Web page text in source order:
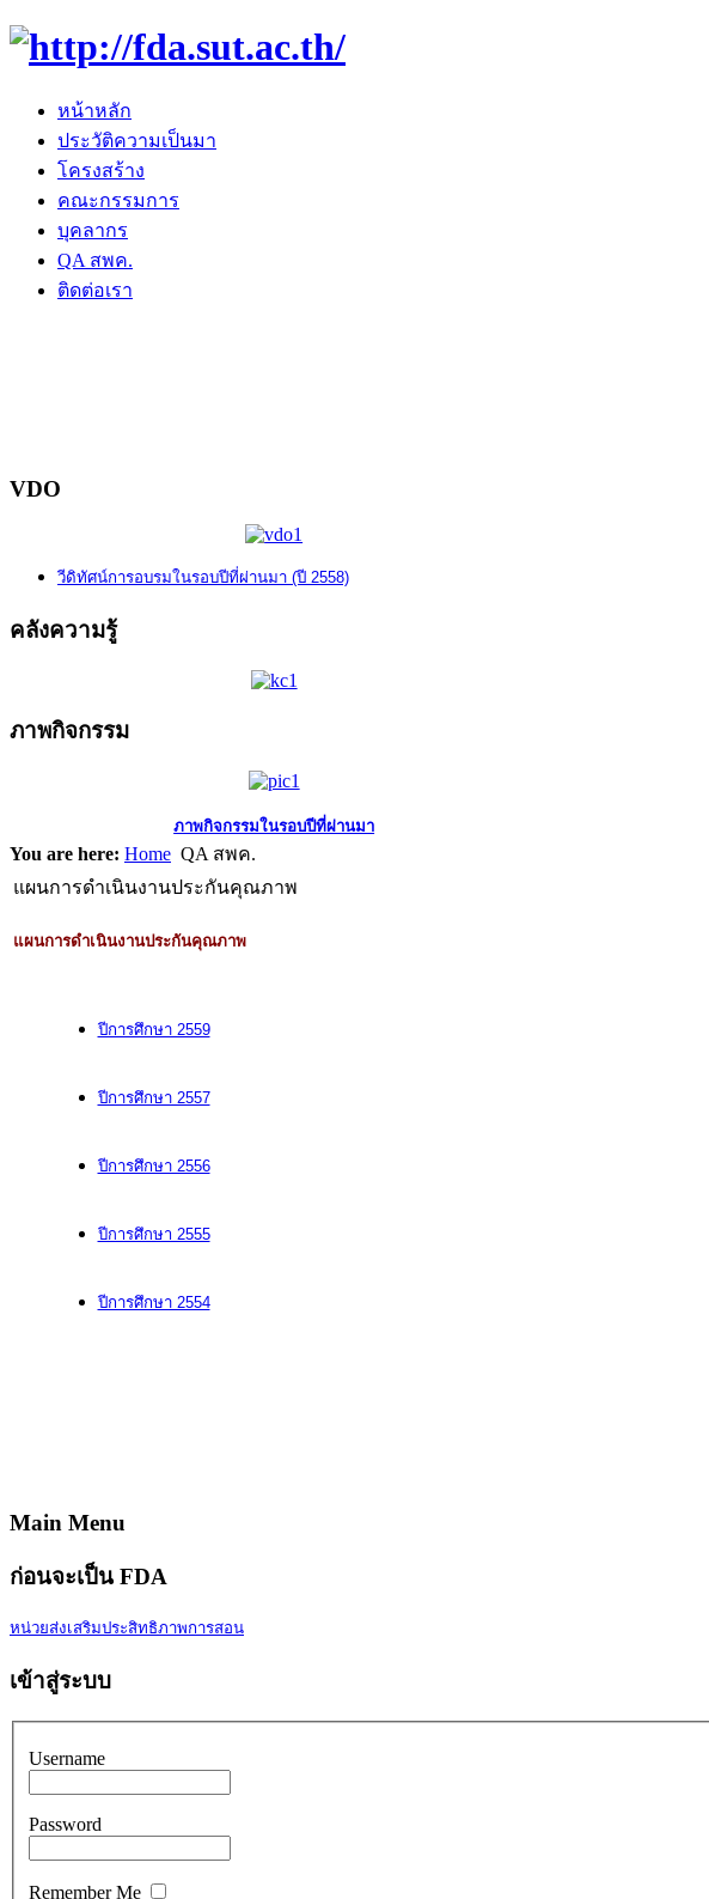
หน้าหลัก
ประวัติความเป็นมา
โครงสร้าง
คณะกรรมการ
บุคลากร
QA สพค.
ติดต่อเรา
VDO
วีดิทัศน์การอบรมในรอบปีที่ผ่านมา (ปี 2558)
คลังความรู้
ภาพกิจกรรม
ภาพกิจกรรมในรอบปีที่ผ่านมา
You are here: Home QA สพค.
แผนการดำเนินงานประกันคุณภาพ
แผนการดำเนินงานประกันคุณภาพ
ปีการศึกษา 2559
ปีการศึกษา 2557
ปีการศึกษา 2556
ปีการศึกษา 2555
ปีการศึกษา 2554
Main Menu
ก่อนจะเป็น FDA
หน่วยส่งเสริมประสิทธิภาพการสอน
เข้าสู่ระบบ
Username
Password
Remember Me